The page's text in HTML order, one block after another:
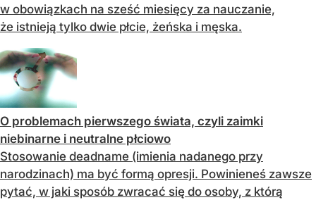
w obowiązkach na sześć miesięcy za nauczanie,
że istnieją tylko dwie płcie, żeńska i męska.
O problemach pierwszego świata, czyli zaimki
niebinarne i neutralne płciowo
Stosowanie deadname (imienia nadanego przy
narodzinach) ma być formą opresji. Powinieneś zawsze
pytać, w jaki sposób zwracać się do osoby, z którą